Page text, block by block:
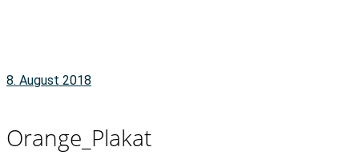
8. August 2018
Orange_Plakat